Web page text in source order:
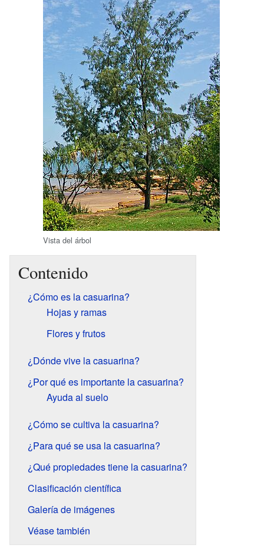
Vista del árbol
Contenido
¿Cómo es la casuarina?
Hojas y ramas
Flores y frutos
¿Dónde vive la casuarina?
¿Por qué es importante la casuarina?
Ayuda al suelo
¿Cómo se cultiva la casuarina?
¿Para qué se usa la casuarina?
¿Qué propiedades tiene la casuarina?
Clasificación científica
Galería de imágenes
Véase también